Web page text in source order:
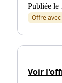
Publiée
Offre
Voir